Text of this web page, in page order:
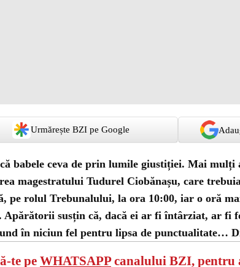
Urmărește BZI pe Google
babele ceva de prin lumile giustiției. Mai
magestratului Tudurel Ciobănașu, care
pe rolul Trebunalului, la ora 10:00, iar o oră
Apărătorii susțin că, dacă ei ar fi întârziat, ar fi
în niciun fel pentru lipsa de punctualitate…
te pe WHATSAPPcanalului BZI, pentru